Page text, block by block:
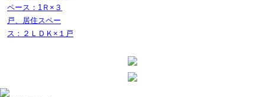
ペース：1Ｒ×３
戸、居住スペー
ス：２ＬＤＫ×１戸